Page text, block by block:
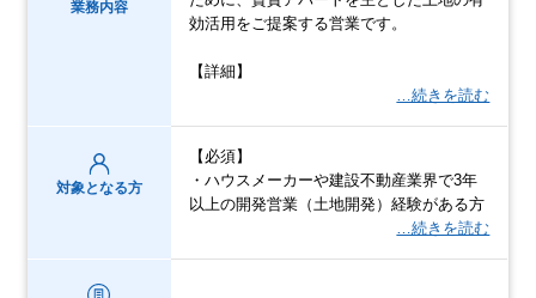
業務内容
効活用をご提案する営業です。
【詳細】
…続きを読む
対象となる方
【必須】
・ハウスメーカーや建設不動産業界で3年
以上の開発営業（土地開発）経験がある方
…続きを読む